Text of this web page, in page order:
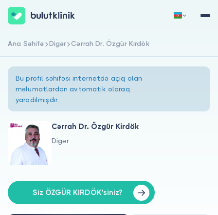
Haqqımızda
Xəstələr üçün
Həkimlər üçün
Qeydiyyat Daxil Ol
Ana Səhifə Digər Cərrah Dr. Özgür Kirdök
Bu profil səhifəsi internetdə açıq olan
məlumatlardan avtomatik olaraq
yaradılmışdır.
Cərrah Dr. Özgür Kirdök
Digər
Siz ÖZGÜR KIRDÖK'siniz?